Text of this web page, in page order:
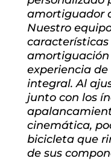
amortiguador
Nuestro
características
experiencia
integral. Al
junto con los
cinemática,
bicicleta que
de sus